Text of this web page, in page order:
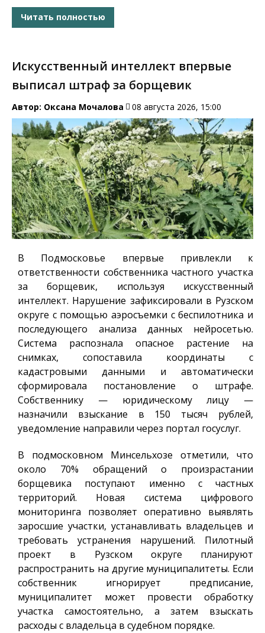
Читать полностью
Искусственный интеллект впервые
выписал штраф за борщевик
Автор: Оксана Мочалова 08 августа 2026, 15:00
В Подмосковье впервые привлекли к
ответственности собственника частного участка
за борщевик, используя искусственный
интеллект. Нарушение зафиксировали в Рузском
округе с помощью аэросъемки с беспилотника и
последующего анализа данных нейросетью.
Система распознала опасное растение на
снимках, сопоставила координаты с
кадастровыми данными и автоматически
сформировала постановление о штрафе.
Собственнику — юридическому лицу —
назначили взыскание в 150 тысяч рублей,
уведомление направили через портал госуслуг.
В подмосковном Минсельхозе отметили, что
около 70% обращений о произрастании
борщевика поступают именно с частных
территорий. Новая система цифрового
мониторинга позволяет оперативно выявлять
заросшие участки, устанавливать владельцев и
требовать устранения нарушений. Пилотный
проект в Рузском округе планируют
распространить на другие муниципалитеты. Если
собственник игнорирует предписание,
муниципалитет может провести обработку
участка самостоятельно, а затем взыскать
расходы с владельца в судебном порядке.